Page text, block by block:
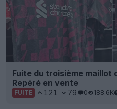
Fuite du troisième maillot
Repéré en vente
FUITE 121 79 0 188.6K